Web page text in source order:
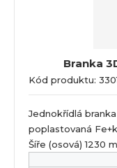
Branka
Kód produktu:
Jednokřídlá
poplastovaná
Šíře (osová) 1230